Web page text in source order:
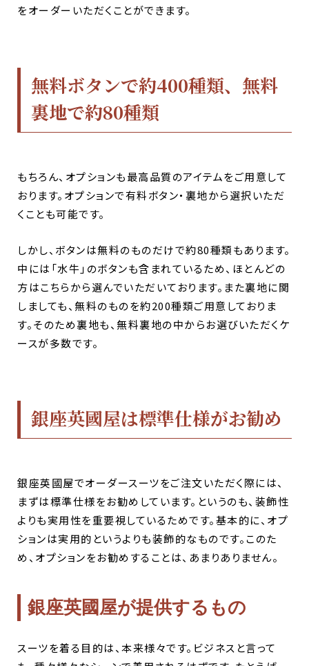
をオーダーいただくことができます。
無料ボタンで約400種類、無料
裏地で約80種類
もちろん、オプションも最高品質のアイテムをご用意して
おります。オプションで有料ボタン・裏地から選択いただ
くことも可能です。
しかし、ボタンは無料のものだけで約80種類もあります。
中には「水牛」のボタンも含まれているため、ほとんどの
方はこちらから選んでいただいております。また裏地に関
しましても、無料のものを約200種類ご用意しておりま
す。そのため裏地も、無料裏地の中からお選びいただくケ
ースが多数です。
銀座英國屋は標準仕様がお勧め
銀座英國屋でオーダースーツをご注文いただく際には、
まずは標準仕様をお勧めしています。 というのも、装飾性
よりも実用性を重要視しているためです。基本的に、オプ
ションは実用的というよりも装飾的なものです。このた
め、オプションをお勧めすることは、あまりありません。
銀座英國屋が提供するもの
スーツを着る目的は、本来様々です。ビジネスと言って